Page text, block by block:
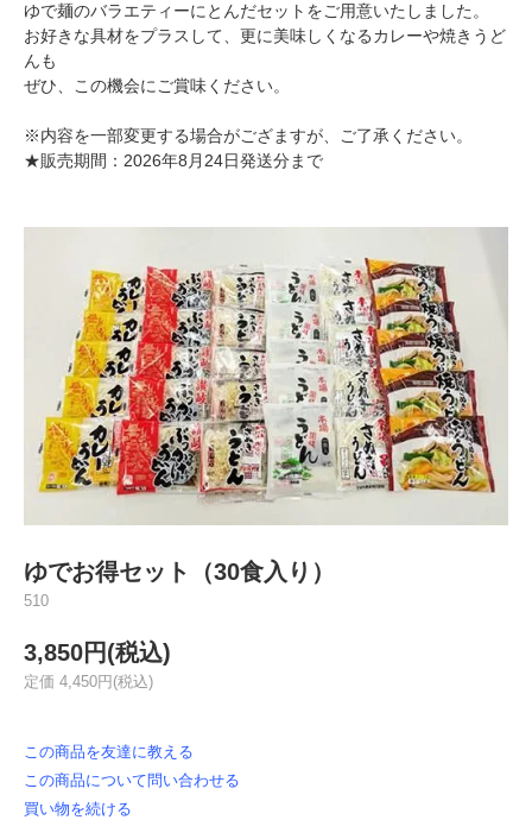
ゆで麺のバラエティーにとんだセットをご用意いたしました。
お好きな具材をプラスして、更に美味しくなるカレーや焼きうど
んも
ぜひ、この機会にご賞味ください。
※内容を一部変更する場合がござますが、ご了承ください。
★販売期間：2026年8月24日発送分まで
ゆでお得セット（30食入り）
510
3,850円(税込)
定価 4,450円(税込)
この商品を友達に教える
この商品について問い合わせる
買い物を続ける